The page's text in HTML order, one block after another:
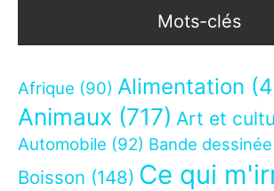
Mots-clés
Afrique (90) Alimentation
Animaux (717) Art et
Automobile (92) Bande dessinée
Boisson (148) Ce qui